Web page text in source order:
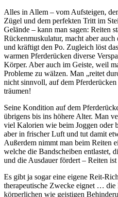
Alles in Allem – vom Aufsteigen,
Zügel und dem perfekten Tritt im
Gelände – kann man sagen: Reiten
Rückenmuskulatur, macht aber
und kräftigt den Po. Zugleich löst
warmen Pferderücken diverse
Körper. Aber auch im Geiste, weil
Probleme zu wälzen. Man „reitet
nicht sinnvoll, auf dem Pferderücken
träumen!
Seine Kondition auf dem
übrigens bis ins höhere Alter. Man
viel Kalorien wie beim Joggen oder
aber in frischer Luft und tut damit
Außerdem nimmt man beim Reiten
welche die Bandscheiben entlastet,
und die Ausdauer fördert – Reiten
Es gibt ja sogar eine eigene Reit-
therapeutische Zwecke eignet …
körperlichen wie geistigen